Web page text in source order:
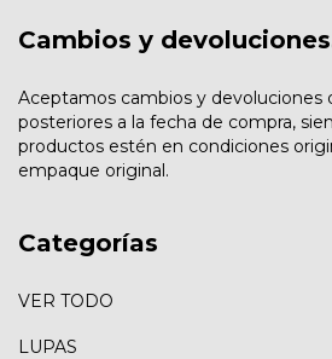
Cambios y
Aceptamos cambios y devoluciones
posteriores a la fecha de compra,
productos estén en condiciones
empaque original.
Categorías
VER TODO
LUPAS